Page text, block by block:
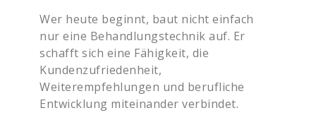
Wer heute beginnt, baut nicht einfach
nur eine Behandlungstechnik auf. Er
schafft sich eine Fähigkeit, die
Kundenzufriedenheit,
Weiterempfehlungen und berufliche
Entwicklung miteinander verbindet.